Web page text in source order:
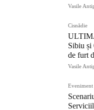
Vasile
Cisnădie
Sibiu și
de furt
Vasile
Eveniment